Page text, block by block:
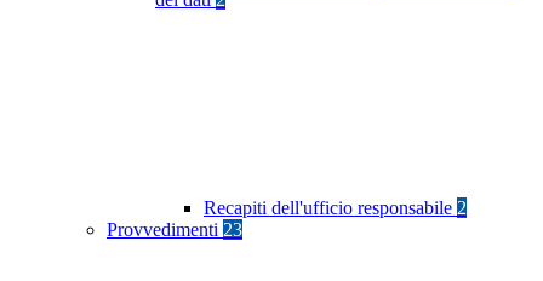
Recapiti dell'ufficio responsabile 2
Provvedimenti 23